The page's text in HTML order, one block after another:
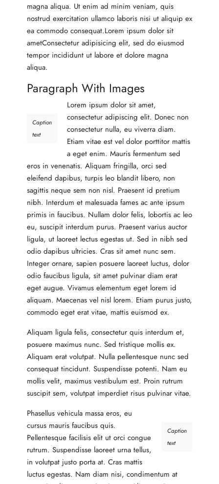
magna aliqua. Ut enim ad minim veniam, quis
nostrud exercitation ullamco laboris nisi ut aliquip ex
ea commodo consequat.Lorem ipsum dolor sit
ametConsectetur adipisicing elit, sed do eiusmod
tempor incididunt ut labore et dolore magna
aliqua.
Paragraph With Images
Caption
text
Lorem ipsum dolor sit amet,
consectetur adipiscing elit. Donec non
consectetur nulla, eu viverra diam.
Etiam vitae est vel dolor porttitor mattis
a eget enim. Mauris fermentum sed
eros in venenatis. Aliquam fringilla, orci sed
eleifend dapibus, turpis leo blandit libero, non
sagittis neque sem non nisl. Praesent id pretium
nibh. Interdum et malesuada fames ac ante ipsum
primis in faucibus. Nullam dolor felis, lobortis ac leo
eu, suscipit interdum purus. Praesent varius auctor
ligula, ut laoreet lectus egestas ut. Sed in nibh sed
odio dapibus ultricies. Cras sit amet nunc sem.
Integer ornare, sapien posuere laoreet luctus, dolor
odio faucibus ligula, sit amet pulvinar diam erat
eget augue. Vivamus elementum eget lorem id
aliquam. Maecenas vel nisl lorem. Etiam purus justo,
commodo eget erat vitae, mattis euismod ex.
Aliquam ligula felis, consectetur quis interdum et,
posuere maximus nunc. Sed tristique mollis ex.
Aliquam erat volutpat. Nulla pellentesque nunc sed
consequat tincidunt. Suspendisse potenti. Nam eu
mollis velit, maximus vestibulum est. Proin rutrum
suscipit sem, volutpat imperdiet risus pulvinar vitae.
Caption
text
Phasellus vehicula massa eros, eu
cursus mauris faucibus quis.
Pellentesque facilisis elit ut orci congue
rutrum. Suspendisse laoreet urna tellus,
in volutpat justo porta at. Cras mattis
luctus egestas. Nam diam nisi, condimentum at